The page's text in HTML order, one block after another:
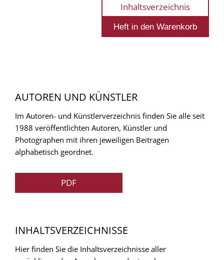
Inhaltsverzeichnis
AUTOREN UND KÜNSTLER
Im Autoren- und Künstlerverzeichnis finden Sie alle seit
1988 veröffentlichten Autoren, Künstler und
Photographen mit ihren jeweiligen Beitragen
alphabetisch geordnet.
PDF
INHALTSVERZEICHNISSE
Hier finden Sie die Inhaltsverzeichnisse aller